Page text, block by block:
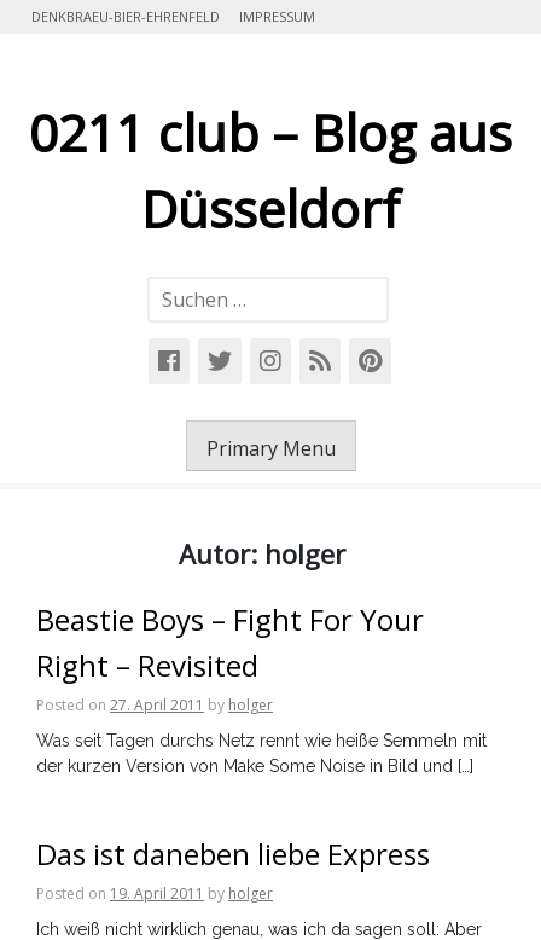
SkipDENKBRAEU-BIER-EHRENFELD IMPRESSUM
0211 club – Blog aus
Düsseldorf
Suchen
Primary Menu
Autor: holger
Beastie Boys – Fight For Your
Right – Revisited
Posted on 27. April 2011 by holger
Was seit Tagen durchs Netz rennt wie heiße Semmeln mit
der kurzen Version von Make Some Noise in Bild und […]
Das ist daneben liebe Express
Posted on 19. April 2011 by holger
Ich weiß nicht wirklich genau, was ich da sagen soll: Aber